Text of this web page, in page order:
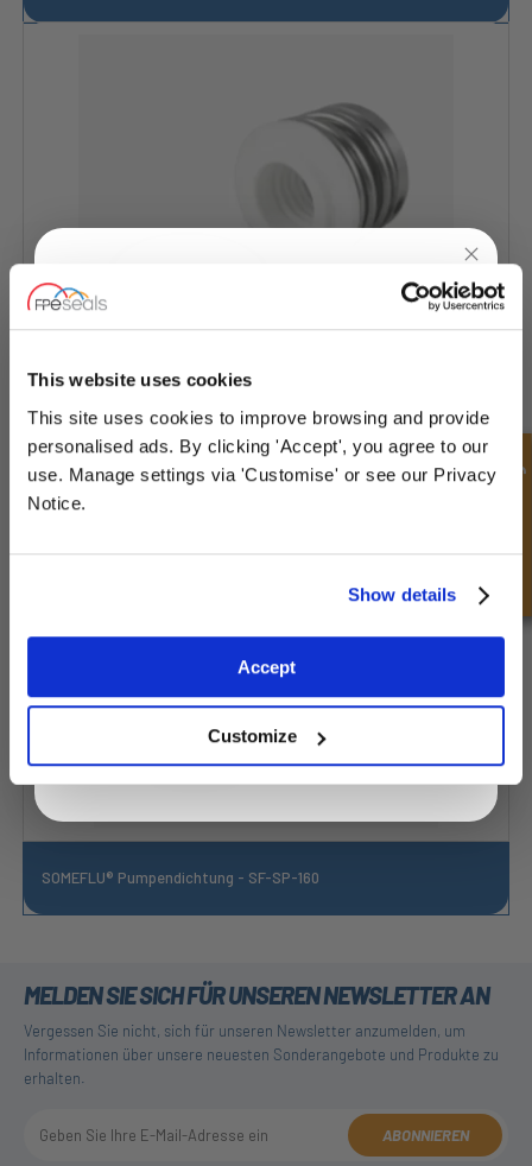
This website uses cookies
This site uses cookies to improve browsing and provide
personalised ads. By clicking 'Accept', you agree to our
use. Manage settings via 'Customise' or see our Privacy
Notice.
Show details
Accept
Customize
SOMEFLU® Pumpendichtung - SF-HMPS
SOMEFLU® Pumpendichtung - SF-SP-160
MELDEN SIE SICH FÜR UNSEREN NEWSLETTER AN
Vergessen Sie nicht, sich für unseren Newsletter anzumelden, um
Informationen über unsere neuesten Sonderangebote und Produkte zu
erhalten.
ABONNIEREN
Schnellanfrage
UNLOCK10% OFF
YOURFIRST ORDER
Sign up for special offers and exclusive
deals
By entering your email address you are agreeing to our
privacy policy.